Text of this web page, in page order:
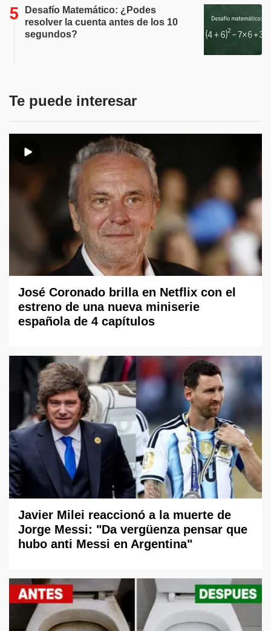
Desafío Matemático: ¿Podes
resolver la cuenta antes de los 10
segundos?
Te puede interesar
José Coronado brilla en Netflix con el
estreno de una nueva miniserie
española de 4 capítulos
Javier Milei reaccionó a la muerte de
Jorge Messi: "Da vergüenza pensar que
hubo anti Messi en Argentina"